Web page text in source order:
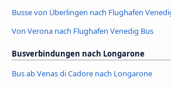
Busse von Überlingen nach Flughafen
Von Verona nach Flughafen Venedig Bus
Busverbindungen nach Longarone
Bus ab Venas di Cadore nach Longarone